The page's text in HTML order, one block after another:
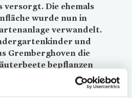
versorgt. Die ehemals
wurde nun in
verwandelt.
und
Gremberghoven die
bepflanzen